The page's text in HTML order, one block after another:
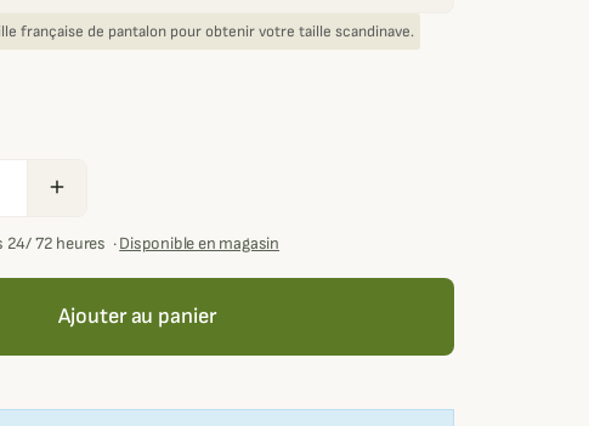
française de pantalon pour obtenir votre taille scandinave.
add
24/ 72 heures ·Disponible en magasin
Ajouter au panier